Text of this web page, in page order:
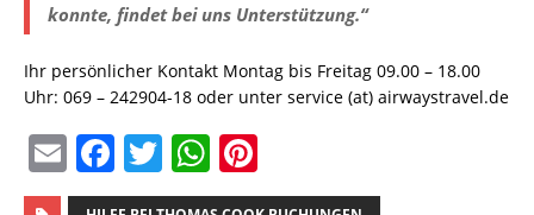
konnte, findet bei uns Unterstützung.“
Ihr persönlicher Kontakt Montag bis Freitag 09.00 – 18.00
Uhr: 069 – 242904-18 oder unter service (at) airwaystravel.de
E
m
F
a
T
w
W
h n